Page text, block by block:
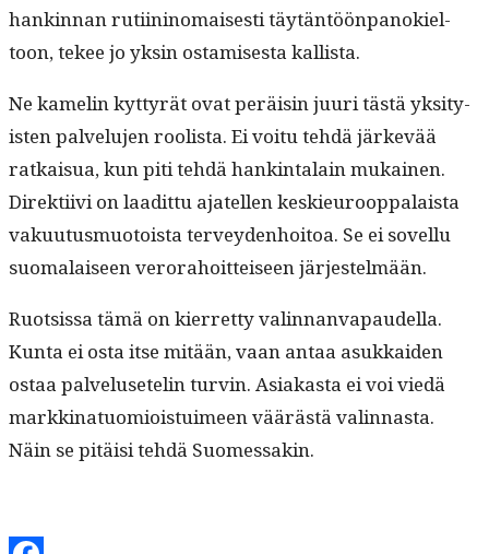
han­k­in­nan ruti­ini­no­mais­es­ti täytän­töön­panok­iel­
toon, tekee jo yksin ostamis­es­ta kallista.
Ne kamelin kyt­tyrät ovat peräisin juuri tästä yksi­ty­
is­ten palvelu­jen roolista. Ei voitu tehdä järkevää
ratkaisua, kun piti tehdä han­k­in­ta­lain mukainen.
Direk­ti­ivi on laa­dit­tu ajatellen keskieu­roop­palaista
vaku­u­tus­muo­toista ter­vey­den­hoitoa. Se ei sovel­lu
suo­ma­laiseen verora­hoit­teiseen järjestelmään.
Ruot­sis­sa tämä on kier­ret­ty valin­nan­va­paudel­la.
Kun­ta ei osta itse mitään, vaan antaa asukkaiden
ostaa palvelusetelin turvin. Asi­akas­ta ei voi viedä
markki­natuomiois­tu­imeen väärästä valin­nas­ta.
Näin se pitäisi tehdä Suomessakin.